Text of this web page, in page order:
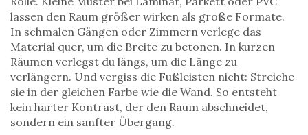
lassen den Raum größer wirken als große Formate.
In schmalen Gängen oder Zimmern verlege das
Material quer, um die Breite zu betonen. In kurzen
Räumen verlegst du längs, um die Länge zu
verlängern. Und vergiss die Fußleisten nicht: Streiche
sie in der gleichen Farbe wie die Wand. So entsteht
kein harter Kontrast, der den Raum abschneidet,
sondern ein sanfter Übergang.